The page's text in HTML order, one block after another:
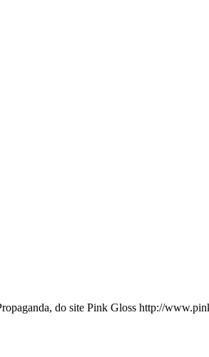
do site Pink Gloss http://